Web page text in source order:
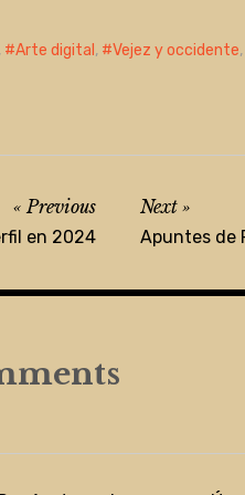
, Arte digital , Vejez y occidente,
Previous
en 2024
Next
Apuntes de